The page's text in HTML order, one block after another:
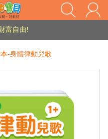
富自由!
中~
富自由!
-身體律動兒歌